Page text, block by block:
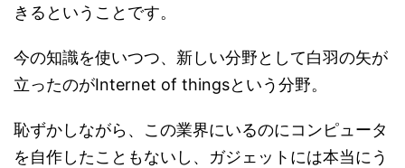
きるということです。
今の知識を使いつつ、新しい分野として白羽の矢が
立ったのがInternet of thingsという分野。
恥ずかしながら、この業界にいるのにコンピュータ
を自作したこともないし、ガジェットには本当にう